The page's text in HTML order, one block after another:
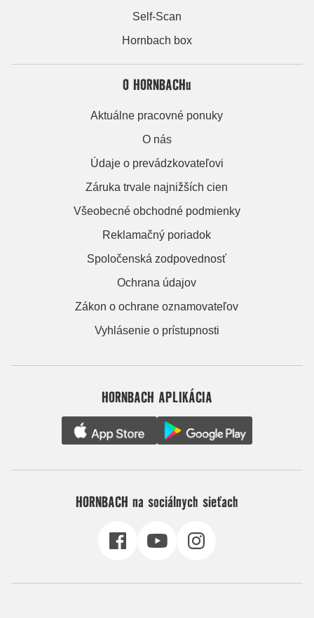
Self-Scan
Hornbach box
O HORNBACHu
Aktuálne pracovné ponuky
O nás
Údaje o prevádzkovateľovi
Záruka trvale najnižších cien
Všeobecné obchodné podmienky
Reklamačný poriadok
Spoločenská zodpovednosť
Ochrana údajov
Zákon o ochrane oznamovateľov
Vyhlásenie o prístupnosti
HORNBACH APLIKÁCIA
HORNBACH na sociálnych sieťach